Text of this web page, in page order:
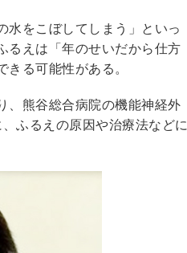
水をこぼしてしまう」といっ
るえは「年のせいだから仕方
る可能性がある。
、熊谷総合病院の機能神経外
ふるえの原因や治療法などに